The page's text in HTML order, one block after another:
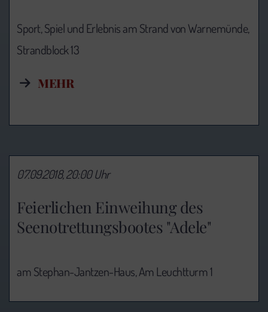
Sport, Spiel und Erlebnis am Strand von Warnemünde,
Strandblock 13
MEHR
Feierlichen Einweihung des
Seenotrettungsbootes "Adele"
07.09.2018, 20:00 Uhr
am Stephan-Jantzen-Haus, Am Leuchtturm 1